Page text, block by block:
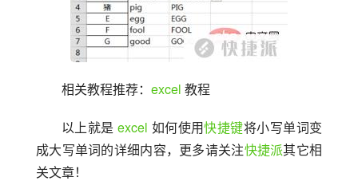
相关教程推荐： excel 教程
以上就是 excel 如何使用快捷键将小写单词变
成大写单词的详细内容，更多请关注快捷派其它相
关文章！